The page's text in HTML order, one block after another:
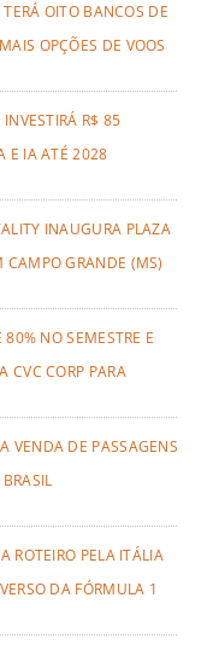
OITO BANCOS DE
OPÇÕES DE VOOS
R$ 85
E IA ATÉ 2028
INAUGURA PLAZA
CAMPO GRANDE (MS)
80% NO SEMESTRE E
CVC CORP PARA
VENDA DE PASSAGENS
ROTEIRO PELA ITÁLIA
DA FÓRMULA 1